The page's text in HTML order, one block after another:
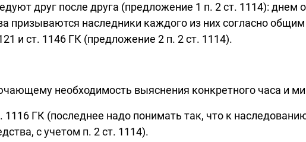
друг после друга (предложение 1 п. 2 ст. 1114): днем
призываются наследники каждого из них согласно
и ст. 1146 ГК (предложение 2 п. 2 ст. 1114).
необходимость выяснения конкретного часа и
ГК (последнее надо понимать так, что к
с учетом п. 2 ст. 1114).